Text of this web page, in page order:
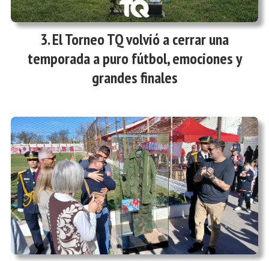
El Torneo TQ volvió a cerrar una
temporada a puro fútbol, emociones y
grandes finales